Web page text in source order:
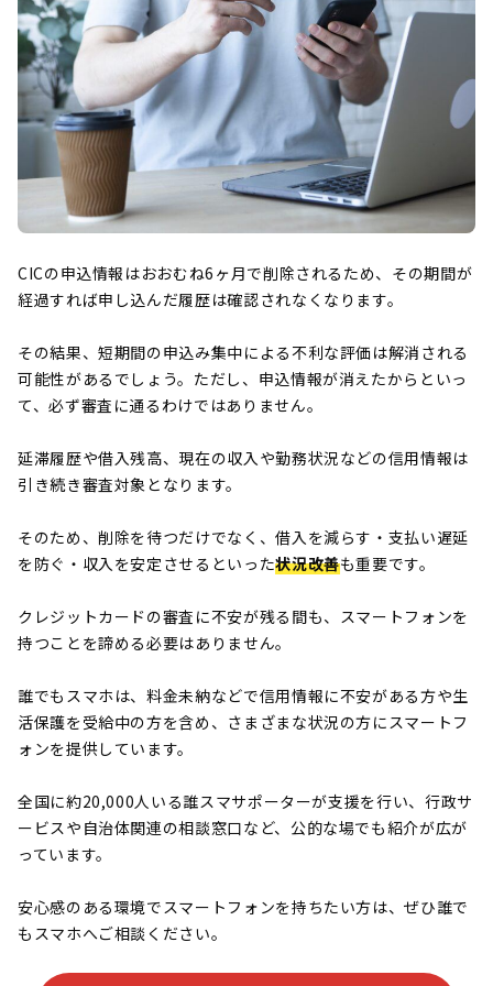
CICの申込情報はおおむね6ヶ月で削除されるため、その期間が
経過すれば申し込んだ履歴は確認されなくなります。
その結果、短期間の申込み集中による不利な評価は解消される
可能性があるでしょう。ただし、申込情報が消えたからといっ
て、必ず審査に通るわけではありません。
延滞履歴や借入残高、現在の収入や勤務状況などの信用情報は
引き続き審査対象となります。
そのため、削除を待つだけでなく、借入を減らす・支払い遅延
を防ぐ・収入を安定させるといった状況改善も重要です。
クレジットカードの審査に不安が残る間も、スマートフォンを
持つことを諦める必要はありません。
誰でもスマホは、料金未納などで信用情報に不安がある方や生
活保護を受給中の方を含め、さまざまな状況の方にスマートフ
ォンを提供しています。
全国に約20,000人いる誰スマサポーターが支援を行い、行政サ
ービスや自治体関連の相談窓口など、公的な場でも紹介が広が
っています。
安心感のある環境でスマートフォンを持ちたい方は、ぜひ誰で
もスマホへご相談ください。